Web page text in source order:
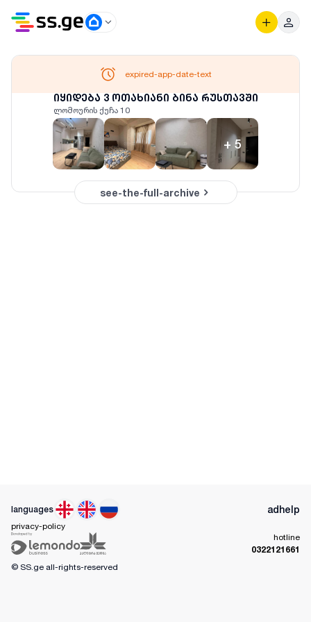
იყიდება 3 ოთახიანი ბინა რუსთავში
ლომოურის ქუჩა 10
+ 5
expired-app-date-text
see-the-full-archive
languages adhelp
privacy-policy
hotline
0322121661
© SS.ge all-rights-reserved